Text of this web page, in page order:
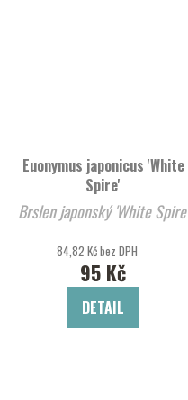
Euonymus japonicus 'White
Spire'
Brslen japonský 'White Spire'
84,82 Kč bez DPH
95 Kč
DETAIL